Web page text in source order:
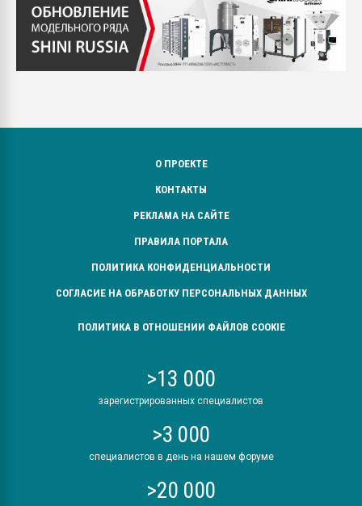
О ПРОЕКТЕ
КОНТАКТЫ
РЕКЛАМА НА САЙТЕ
ПРАВИЛА ПОРТАЛА
ПОЛИТИКА КОНФИДЕНЦИАЛЬНОСТИ
СОГЛАСИЕ НА ОБРАБОТКУ ПЕРСОНАЛЬНЫХ ДАННЫХ
ПОЛИТИКА В ОТНОШЕНИИ ФАЙЛОВ COOKIE
>13 000
зарегистрированных специалистов
>3 000
специалистов в день на нашем форуме
>20 000